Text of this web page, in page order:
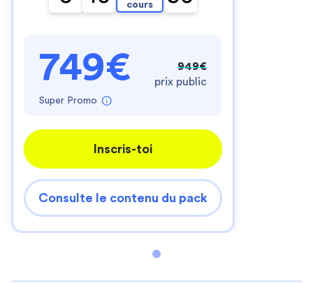
cours
749€
Super Promo
949€
prix public
Inscris-toi
Consulte le contenu du pack